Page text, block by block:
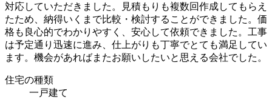
対応していただきました。見積もりも複数回作成してもらえ
たため、納得いくまで比較・検討することができました。価
格も良心的でわかりやすく、安心して依頼できました。工事
は予定通り迅速に進み、仕上がりも丁寧でとても満足してい
ます。機会があればまたお願いしたいと思える会社でした。
住宅の種類
一戸建て